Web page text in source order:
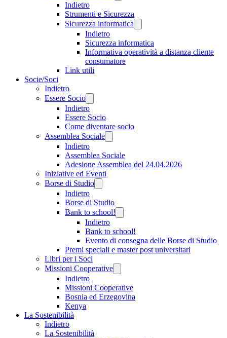
Indietro
Strumenti e Sicurezza
Sicurezza informatica
Indietro
Sicurezza informatica
Informativa operatività a distanza cliente
consumatore
Link utili
Socie/Soci
Indietro
Essere Socio
Indietro
Essere Socio
Come diventare socio
Assemblea Sociale
Indietro
Assemblea Sociale
Adesione Assemblea del 24.04.2026
Iniziative ed Eventi
Borse di Studio
Indietro
Borse di Studio
Bank to school!
Indietro
Bank to school!
Evento di consegna delle Borse di Studio
Premi speciali e master post universitari
Libri per i Soci
Missioni Cooperative
Indietro
Missioni Cooperative
Bosnia ed Erzegovina
Kenya
La Sostenibilità
Indietro
La Sostenibilità